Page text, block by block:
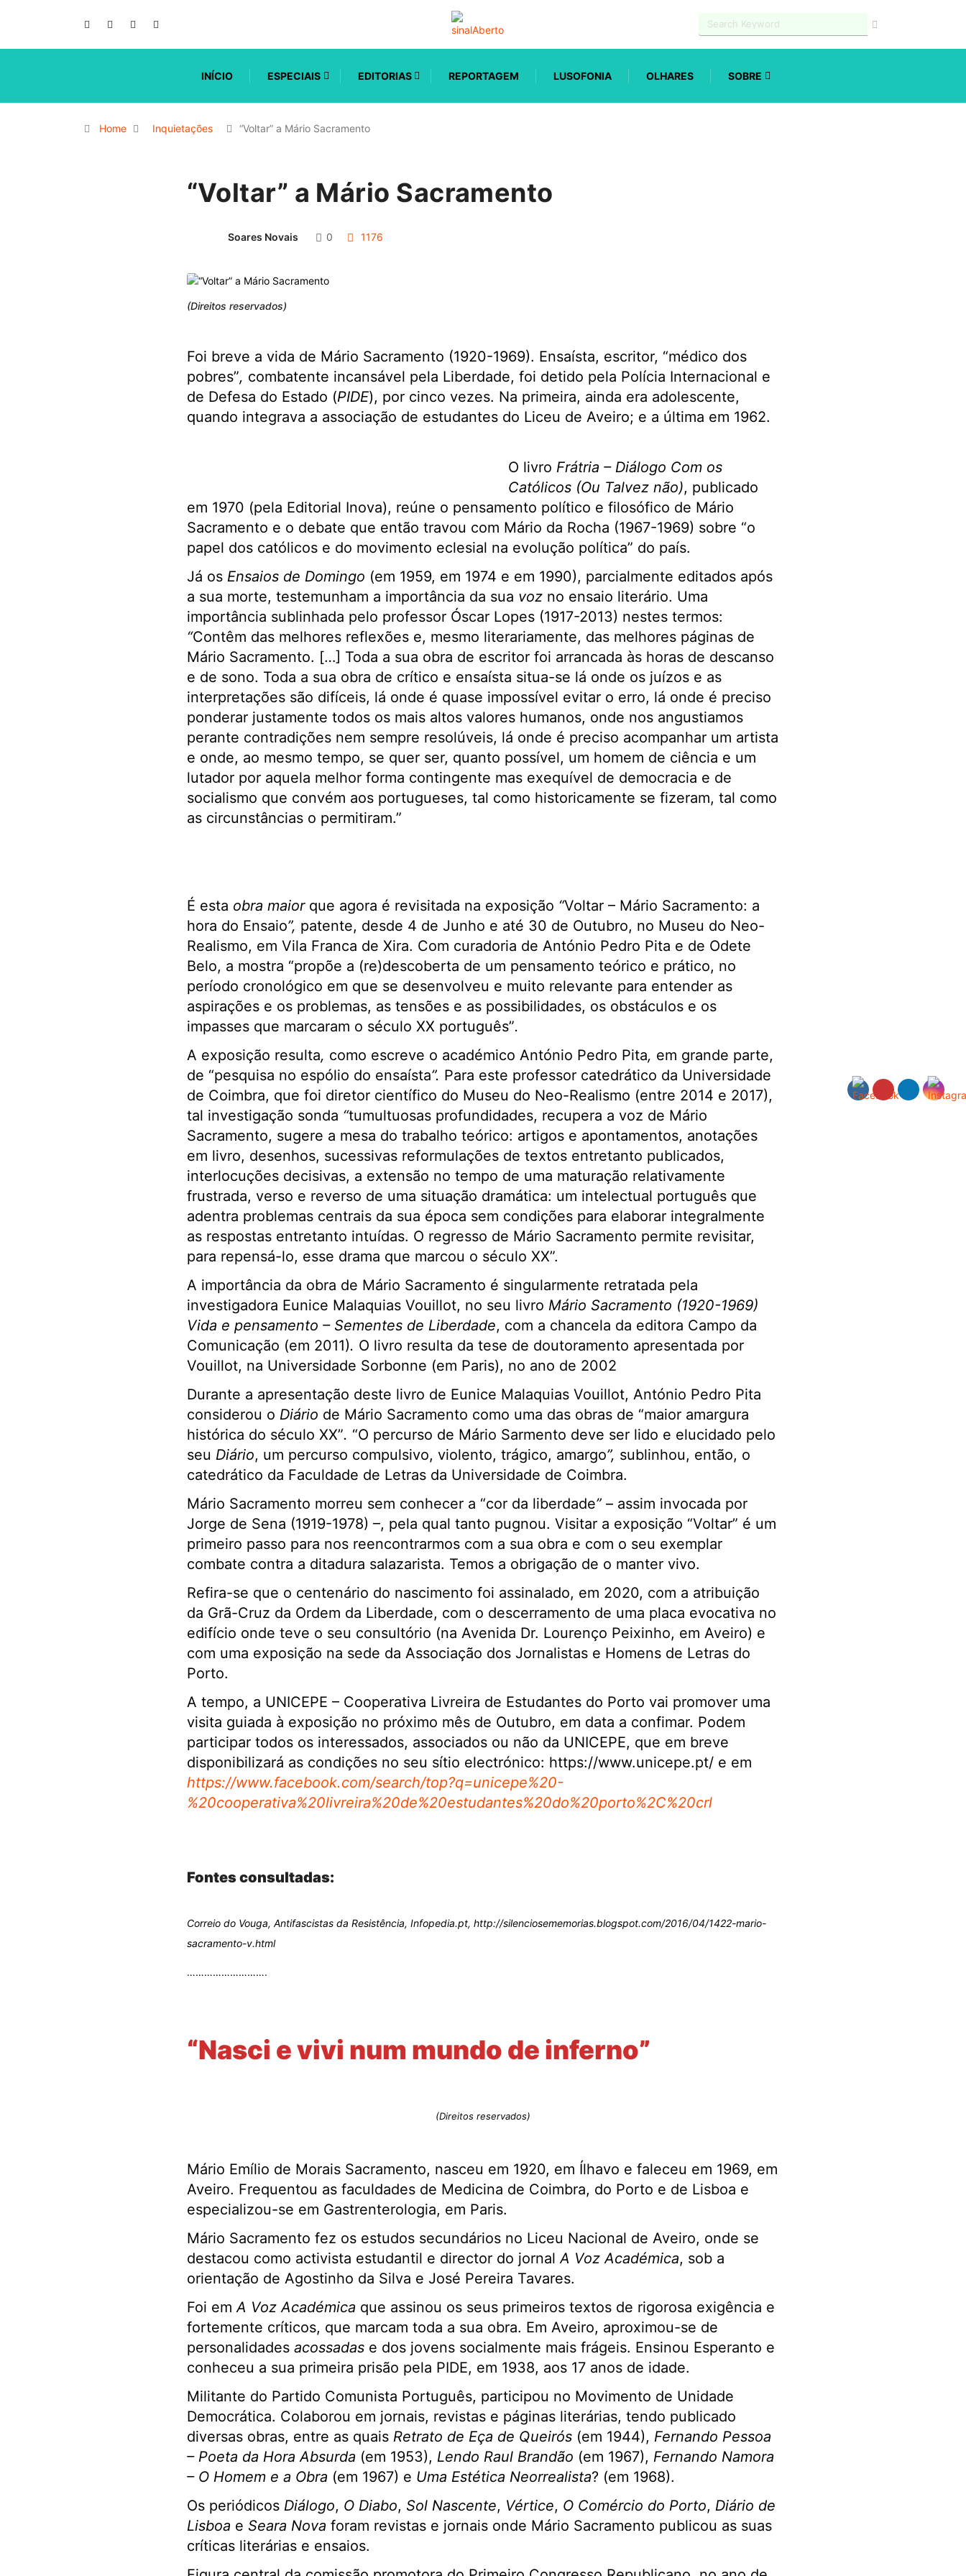
INÍCIO ESPECIAIS EDITORIAS REPORTAGEM LUSOFONIA OLHARES SOBRE
Home Inquietações “Voltar” a Mário Sacramento
“Voltar” a Mário Sacramento
Soares Novais 0 1176
(Direitos reservados)
Foi breve a vida de Mário Sacramento (1920-1969). Ensaísta, escritor, “médico dos
pobres”, combatente incansável pela Liberdade, foi detido pela Polícia Internacional e
de Defesa do Estado (PIDE), por cinco vezes. Na primeira, ainda era adolescente,
quando integrava a associação de estudantes do Liceu de Aveiro; e a última em 1962.
O livro Frátria – Diálogo Com os
Católicos (Ou Talvez não), publicado
em 1970 (pela Editorial Inova), reúne o pensamento político e filosófico de Mário
Sacramento e o debate que então travou com Mário da Rocha (1967-1969) sobre “o
papel dos católicos e do movimento eclesial na evolução política” do país.
Já os Ensaios de Domingo (em 1959, em 1974 e em 1990), parcialmente editados após
a sua morte, testemunham a importância da sua voz no ensaio literário. Uma
importância sublinhada pelo professor Óscar Lopes (1917-2013) nestes termos:
“Contêm das melhores reflexões e, mesmo literariamente, das melhores páginas de
Mário Sacramento. […] Toda a sua obra de escritor foi arrancada às horas de descanso
e de sono. Toda a sua obra de crítico e ensaísta situa-se lá onde os juízos e as
interpretações são difíceis, lá onde é quase impossível evitar o erro, lá onde é preciso
ponderar justamente todos os mais altos valores humanos, onde nos angustiamos
perante contradições nem sempre resolúveis, lá onde é preciso acompanhar um artista
e onde, ao mesmo tempo, se quer ser, quanto possível, um homem de ciência e um
lutador por aquela melhor forma contingente mas exequível de democracia e de
socialismo que convém aos portugueses, tal como historicamente se fizeram, tal como
as circunstâncias o permitiram.”
É esta obra maiorque agora é revisitada na exposição “Voltar – Mário Sacramento: a
hora do Ensaio”, patente, desde 4 de Junho e até 30 de Outubro, no Museu do Neo-
Realismo, em Vila Franca de Xira. Com curadoria de António Pedro Pita e de Odete
Belo, a mostra “propõe a (re)descoberta de um pensamento teórico e prático, no
período cronológico em que se desenvolveu e muito relevante para entender as
aspirações e os problemas, as tensões e as possibilidades, os obstáculos e os
impasses que marcaram o século XX português”.
A exposição resulta, como escreve o académico António Pedro Pita, em grande parte,
de “pesquisa no espólio do ensaísta”. Para este professor catedrático da Universidade
de Coimbra, que foi diretor científico do Museu do Neo-Realismo (entre 2014 e 2017),
tal investigação sonda “tumultuosas profundidades, recupera a voz de Mário
Sacramento, sugere a mesa do trabalho teórico: artigos e apontamentos, anotações
em livro, desenhos, sucessivas reformulações de textos entretanto publicados,
interlocuções decisivas, a extensão no tempo de uma maturação relativamente
frustrada, verso e reverso de uma situação dramática: um intelectual português que
adentra problemas centrais da sua época sem condições para elaborar integralmente
as respostas entretanto intuídas. O regresso de Mário Sacramento permite revisitar,
para repensá-lo, esse drama que marcou o século XX”.
A importância da obra de Mário Sacramento é singularmente retratada pela
investigadora Eunice Malaquias Vouillot, no seu livro Mário Sacramento (1920-1969)
Vida e pensamento – Sementes de Liberdade, com a chancela da editora Campo da
Comunicação (em 2011). O livro resulta da tese de doutoramento apresentada por
Vouillot, na Universidade Sorbonne (em Paris), no ano de 2002
Durante a apresentação deste livro de Eunice Malaquias Vouillot, António Pedro Pita
considerou o Diário de Mário Sacramento como uma das obras de “maior amargura
histórica do século XX”. “O percurso de Mário Sarmento deve ser lido e elucidado pelo
seu Diário, um percurso compulsivo, violento, trágico, amargo”, sublinhou, então, o
catedrático da Faculdade de Letras da Universidade de Coimbra.
Mário Sacramento morreu sem conhecer a “cor da liberdade”– assim invocada por
Jorge de Sena (1919-1978) –, pela qual tanto pugnou. Visitar a exposição “Voltar” é um
primeiro passo para nos reencontrarmos com a sua obra e com o seu exemplar
combate contra a ditadura salazarista. Temos a obrigação de o manter vivo.
Refira-se que o centenário do nascimento foi assinalado, em 2020, com a atribuição
da Grã-Cruz da Ordem da Liberdade, com o descerramento de uma placa evocativa no
edifício onde teve o seu consultório (na Avenida Dr. Lourenço Peixinho, em Aveiro) e
com uma exposição na sede da Associação dos Jornalistas e Homens de Letras do
Porto.
A tempo, a UNICEPE – Cooperativa Livreira de Estudantes do Porto vai promover uma
visita guiada à exposição no próximo mês de Outubro, em data a confimar. Podem
participar todos os interessados, associados ou não da UNICEPE, que em breve
disponibilizará as condições no seu sítio electrónico: https://www.unicepe.pt/ e em
https://www.facebook.com/search/top?q=unicepe%20-
%20cooperativa%20livreira%20de%20estudantes%20do%20porto%2C%20crl
Fontes consultadas:
Correio do Vouga, Antifascistas da Resistência, Infopedia.pt, http://silenciosememorias.blogspot.com/2016/04/1422-mario-
sacramento-v.html
……………………….
“Nasci e vivi num mundo de inferno”
(Direitos reservados)
Mário Emílio de Morais Sacramento, nasceu em 1920, em Ílhavo e faleceu em 1969, em
Aveiro. Frequentou as faculdades de Medicina de Coimbra, do Porto e de Lisboa e
especializou-se em Gastrenterologia, em Paris.
Mário Sacramento fez os estudos secundários no Liceu Nacional de Aveiro, onde se
destacou como activista estudantil e director do jornalA Voz Académica, sob a
orientação de Agostinho da Silva e José Pereira Tavares.
Foi emA Voz Académica que assinou os seus primeiros textos de rigorosa exigência e
fortemente críticos, que marcam toda a sua obra. Em Aveiro, aproximou-se de
personalidades acossadas e dos jovens socialmente mais frágeis. Ensinou Esperanto e
conheceu a sua primeira prisão pela PIDE, em 1938, aos 17 anos de idade.
Militante do Partido Comunista Português, participou no Movimento de Unidade
Democrática. Colaborou em jornais, revistas e páginas literárias, tendo publicado
diversas obras, entre as quais Retrato de Eça de Queirós(em 1944), Fernando Pessoa
–Poeta da Hora Absurda (em 1953), Lendo Raul Brandão (em 1967), Fernando Namora
– O Homem e a Obra (em 1967) e Uma Estética Neorrealista? (em 1968).
Os periódicos Diálogo, O Diabo, Sol Nascente, Vértice, O Comércio do Porto, Diário de
Lisboa e Seara Nova foram revistas e jornais onde Mário Sacramento publicou as suas
críticas literárias e ensaios.